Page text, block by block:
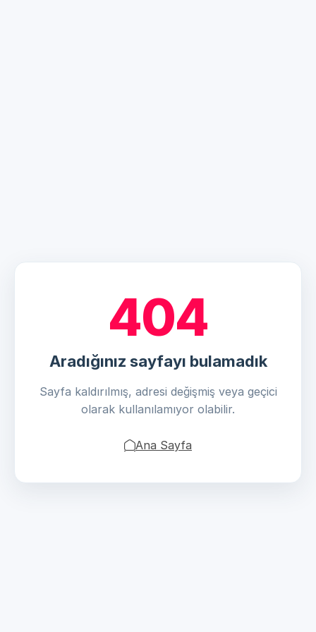
404
Aradığınız sayfayı bulamadık
Sayfa kaldırılmış, adresi değişmiş veya geçici
olarak kullanılamıyor olabilir.
Ana Sayfa